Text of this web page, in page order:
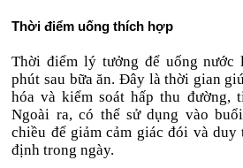
Thời điểm uống thích hợp
Thời điểm lý tưởng để uống nước
phút sau bữa ăn. Đây là thời gian
hóa và kiểm soát hấp thu đường,
Ngoài ra, có thể sử dụng vào
chiều để giảm cảm giác đói và
định trong ngày.